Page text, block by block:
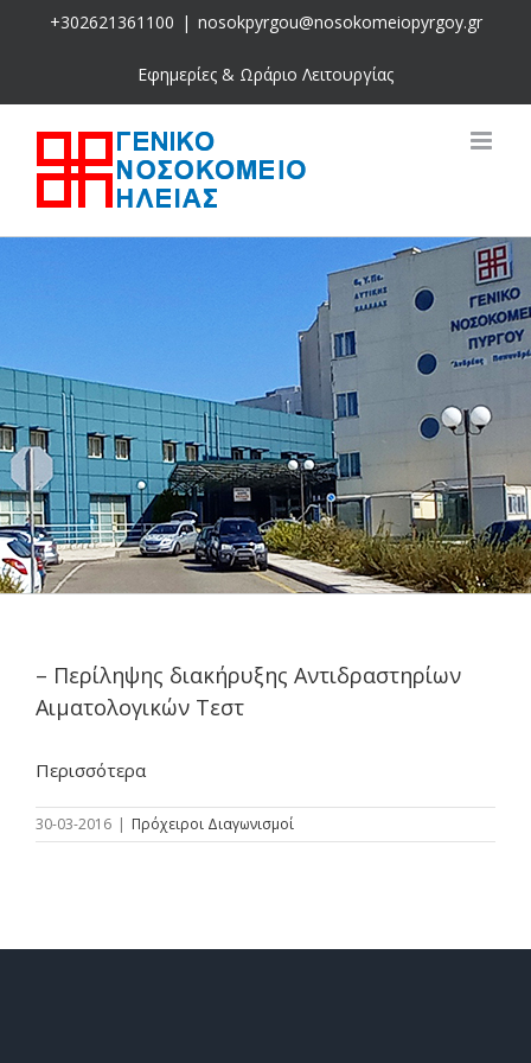
+302621361100 | nosokpyrgou@nosokomeiopyrgoy.gr
Εφημερίες & Ωράριο Λειτουργίας
– Περίληψης διακήρυξης Αντιδραστηρίων
Αιματολογικών Τεστ
Περισσότερα
30-03-2016 | Πρόχειροι Διαγωνισμοί